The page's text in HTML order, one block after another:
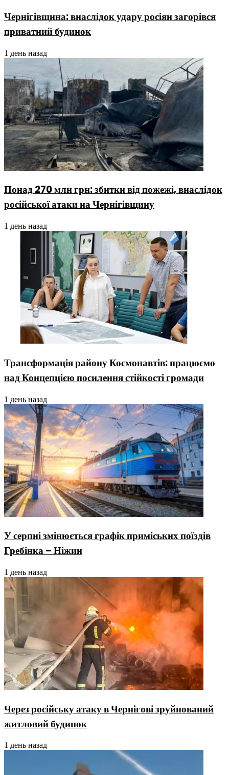
Чернігівщина: внаслідок удару росіян загорівся
приватний будинок
1 день назад
Понад 270 млн грн: збитки від пожежі, внаслідок
російської атаки на Чернігівщину
1 день назад
Трансформація району Космонавтів: працюємо
над Концепцією посилення стійкості громади
1 день назад
У серпні змінюється графік приміських поїздів
Гребінка – Ніжин
1 день назад
Через російську атаку в Чернігові зруйнований
житловий будинок
1 день назад